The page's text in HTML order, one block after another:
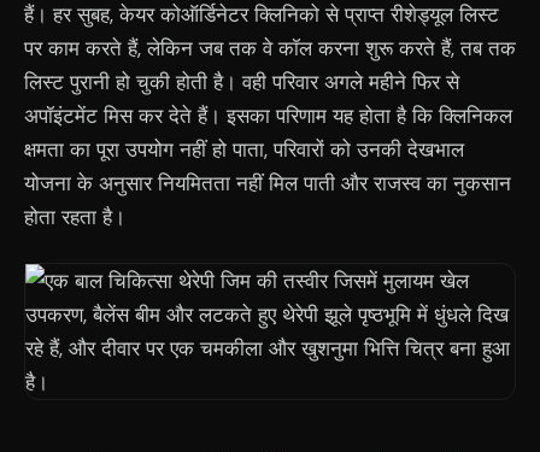
हैं। हर सुबह, केयर कोऑर्डिनेटर क्लिनिको से प्राप्त रीशेड्यूल लिस्ट
पर काम करते हैं, लेकिन जब तक वे कॉल करना शुरू करते हैं, तब तक
लिस्ट पुरानी हो चुकी होती है। वही परिवार अगले महीने फिर से
अपॉइंटमेंट मिस कर देते हैं। इसका परिणाम यह होता है कि क्लिनिकल
क्षमता का पूरा उपयोग नहीं हो पाता, परिवारों को उनकी देखभाल
योजना के अनुसार नियमितता नहीं मिल पाती और राजस्व का नुकसान
होता रहता है।